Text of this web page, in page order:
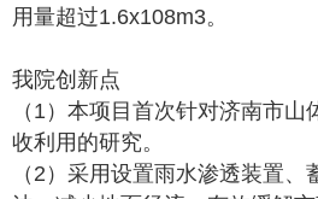
用量超过1.6x108m3。
我院创新点
（1）本项目首次针对济南市山
收利用的研究。
（2）采用设置雨水渗透装置